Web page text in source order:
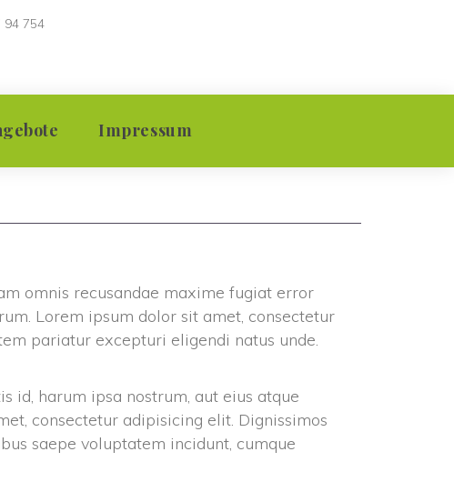
94 754
Impressum
Kontakt
omnis recusandae maxime fugiat error
Lorem ipsum dolor sit amet, consectetur
pariatur excepturi eligendi natus unde.
id, harum ipsa nostrum, aut eius atque
consectetur adipisicing elit. Dignissimos
saepe voluptatem incidunt, cumque